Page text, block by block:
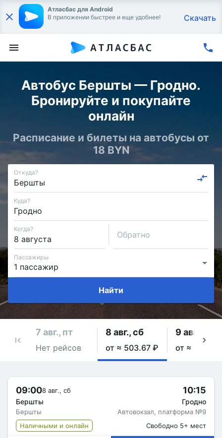
Атласбас для Android
В приложении быстрее и еще удобнее!
Скачать
Автобус Бершты — Гродно.
Бронируйте и покупайте
онлайн
Расписание и билеты на автобусы от
18 BYN
Откуда?
Куда?
Когда?
Обратно
Пассажиры
Найти
7 авг., пт
Нет рейсов
8 авг., сб
от ≈ 503.67 ₽
9 авг., вс
от ≈
09:008 авг., сб
Бершты
Бершты
10:15
Гродно
Автовокзал, платформа №9
Наличными и онлайн
Свободно 5+ мест